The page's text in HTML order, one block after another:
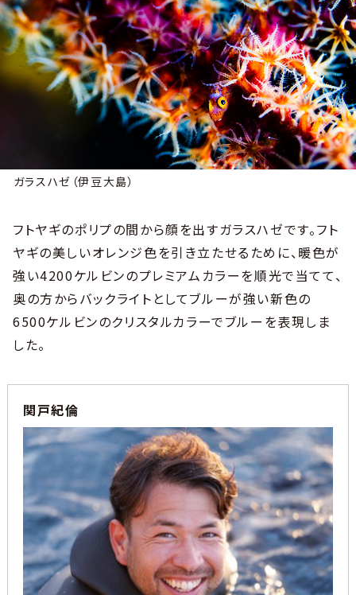
ガラスハゼ（伊豆大島）
フトヤギのポリプの間から顔を出すガラスハゼです。フト
ヤギの美しいオレンジ色を引き立たせるために、暖色が
強い4200ケルビンのプレミアムカラーを順光で当てて、
奥の方からバックライトとしてブルーが強い新色の
6500ケルビンのクリスタルカラーでブルーを表現しま
した。
関戸紀倫